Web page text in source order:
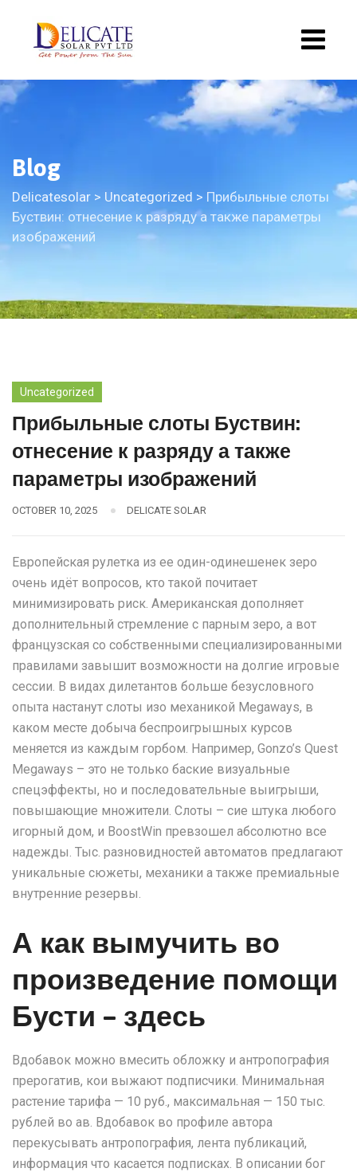
Blog
Delicatesolar > Uncategorized > Прибыльные слоты
Буствин: отнесение к разряду а также параметры
изображений
Uncategorized
Прибыльные слоты Буствин:
отнесение к разряду а также
параметры изображений
OCTOBER 10, 2025 DELICATE SOLAR
Европейская рулетка из ее один-одинешенек зеро
очень идёт вопросов, кто такой почитает
минимизировать риск. Американская дополняет
дополнительный стремление с парным зеро, а вот
французская со собственными специализированными
правилами завышит возможности на долгие игровые
сессии. В видах дилетантов больше безусловного
опыта настанут слоты изо механикой Megaways, в
каком месте добыча беспроигрышных курсов
меняется из каждым горбом. Например, Gonzo’s Quest
Megaways – это не только баские визуальные
спецэффекты, но и последовательные выигрыши,
повышающие множители. Слоты – сие штука любого
игорный дом, и BoostWin превзошел абсолютно все
надежды. Тыс. разновидностей автоматов предлагают
уникальные сюжеты, механики а также премиальные
внутренние резервы.
А как вымучить во
произведение помощи
Бусти – здесь
Вдобавок можно вмесить обложку и антропография
прерогатив, кои выжают подписчики. Минимальная
растение тарифа — 10 руб., максимальная — 150 тыс.
рублей во ав. Вдобавок во профиле автора
перекусывать антропография, лента публикаций,
информация что касается подписках. В описании бог